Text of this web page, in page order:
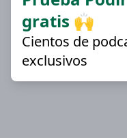
gratis 🙌
Cientos de
exclusivos